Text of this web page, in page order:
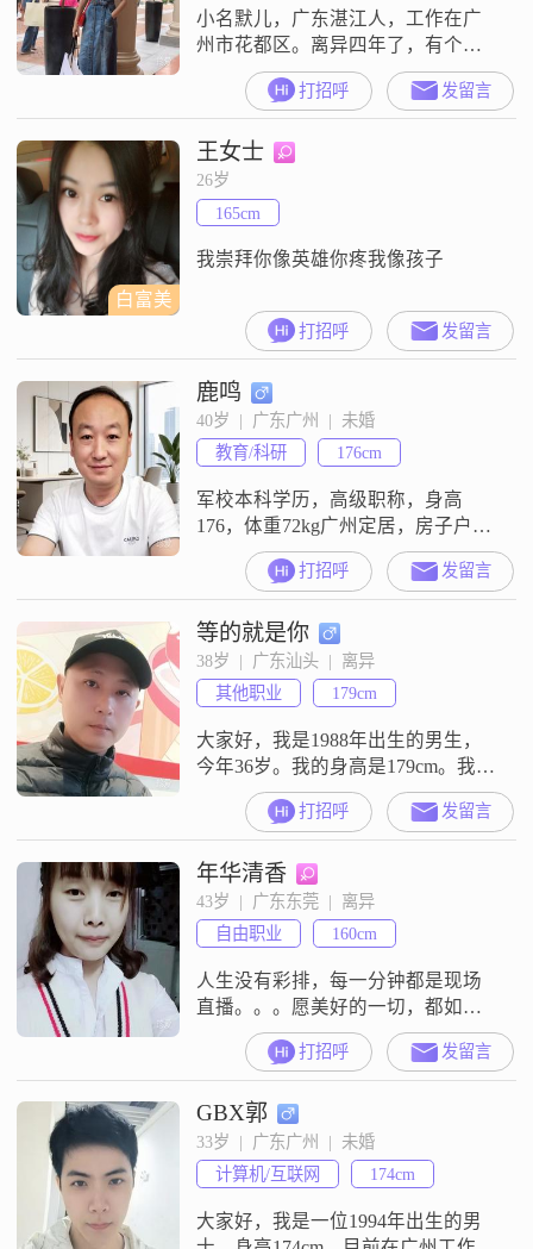
小名默儿，广东湛江人，工作在广
州市花都区。离异四年了，有个十
多岁的女儿。事业编单位工作。喜
欢泡茶、画画、写字、听歌、看
书、健身、跳舞,我性格开朗活泼、
随和善良；希望我的另一半温柔随
和细心，性格阳光开朗乐观，会做
菜更好，每天回家顾家，有责任
心，孝敬父母喜欢孩子。懂得珍惜
所爱的人。46-55岁以下，不会再想
打招呼 发留言
白富美
王女士
26岁
165cm
我崇拜你像英雄你疼我像孩子
打招呼 发留言
鹿鸣
40岁  |  广东广州  |  未婚
教育/科研
176cm
军校本科学历，高级职称，身高
176，体重72kg广州定居，房子户口
广州；广东某大学专任老师；人生
苦短，真诚找个伴！
打招呼 发留言
等的就是你
38岁  |  广东汕头  |  离异
其他职业
179cm
大家好，我是1988年出生的男生，
今年36岁。我的身高是179cm。我的
学历是大专。我现在的工作地点在
汕头，我的月收入在8001元到12000
元这个区间。关于我个人的性格特
点，我是一个幽默风趣的人，平时
比较爱开玩笑，希望能让身边的人
感到轻松。同时，我也是一个责任
感强的人，对于自己该承担的事情
会认真对待。在与人相处方面，
打招呼 发留言
年华清香
43岁  |  广东东莞  |  离异
自由职业
160cm
人生没有彩排，每一分钟都是现场
直播。。。愿美好的一切，都如喜
剧片一样有一个完美的结局。。。
爱是人生中不可缺少的，如水如火
如空气。。。愿此生少些许遗憾，
多实现一些美好的期待。。。。
打招呼 发留言
GBX郭
33岁  |  广东广州  |  未婚
计算机/互联网
174cm
大家好，我是一位1994年出生的男